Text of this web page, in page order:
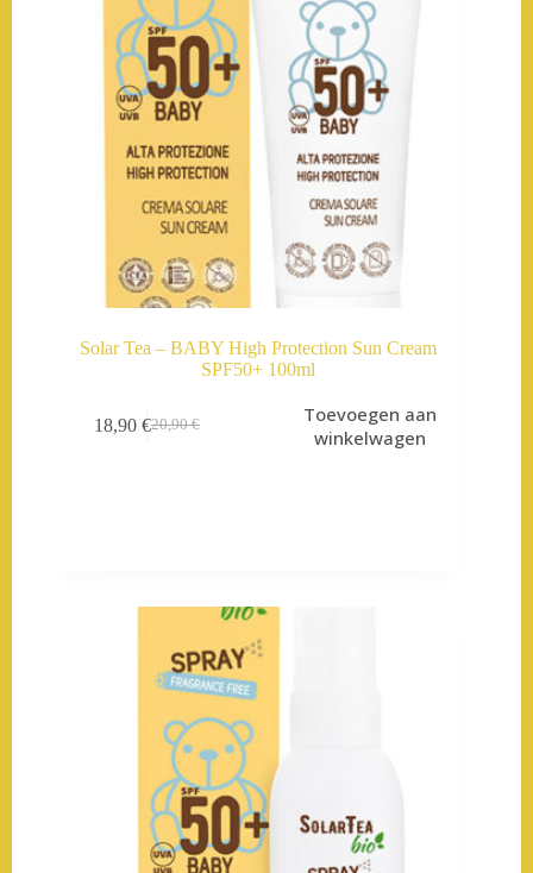
Solar Tea – BABY High Protection Sun Cream
SPF50+ 100ml
20,90€
Oorspronkelijke
18,90€Huidige
Toevoegen aan
winkelwagen